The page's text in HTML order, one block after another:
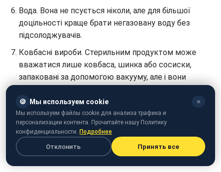
Вода. Вона не псується ніколи, але для більшої
доцільності краще брати негазовану воду без
підсолоджувачів.
Ковбасні вироби. Стерильним продуктом може
вважатися лише ковбаса, шинка або сосиски,
запаковані за допомогою вакууму, але і вони
повинні бути з'їдені максимум через 10 годин, якщо
зберігалися при кімнатній температурі.
До речі, експерти вважають, що гіпергідрація так
само небезпечна для організму, як і нестача рідини.
Надмірне поглинання рідини нерідко стає причиною
серйозних проблем зі здоров'ям.
🍪 Мы используем cookie ✕
Мы используем файлы cookie для анализа трафика и
персонализации контента. Прочитайте нашу Политику
конфиденциальности. Подробнее
Отклонить Принять все